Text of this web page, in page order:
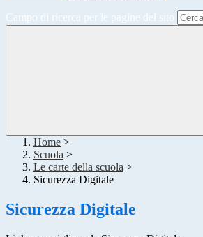
Campo di ricerca per le pagine del sito
Home >
Scuola >
Le carte della scuola >
Sicurezza Digitale
Sicurezza Digitale